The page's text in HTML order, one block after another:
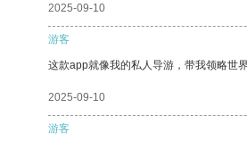
2025-09-10
游客
这款app就像我的私人导游，带我领略世
2025-09-10
游客